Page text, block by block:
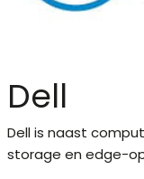
Dell
Dell is naast
storage en edge-